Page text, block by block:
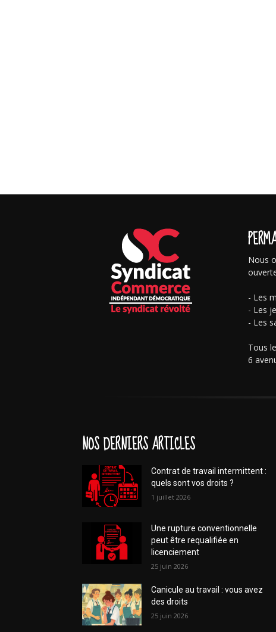
Nous
- Les
- Les
- Les
Tous
6
NOS DERNIERS ARTICLES
Contrat de travail intermittent :
quels sont vos droits ?
1 juillet 2026
Une rupture conventionnelle
peut être requalifiée en
licenciement
25 juin 2026
Canicule au travail : vous avez
des droits
25 juin 2026